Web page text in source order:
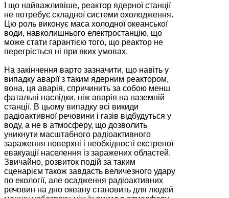
І що найважливіше, реактор ядерної станції
не потребує складної системи охолодження.
Цю роль виконує маса холодної океанської
води, навколишнього електростанцію, що
може стати гарантією того, що реактор не
перегріється ні при яких умовах.
На закінчення варто зазначити, що навіть у
випадку аварії з таким ядерним реактором,
вона, ця аварія, спричинить за собою менш
фатальні наслідки, ніж аварія на наземній
станції. В цьому випадку всі викиди
радіоактивної речовини і газів відбудуться у
воду, а не в атмосферу, що дозволить
уникнути масштабного радіоактивного
зараження поверхні і необхідності екстреної
евакуації населення із заражених областей.
Звичайно, розвиток подій за таким
сценарієм також завдасть величезного удару
по екології, але осадження радіоактивних
речовин на дно океану становить для людей